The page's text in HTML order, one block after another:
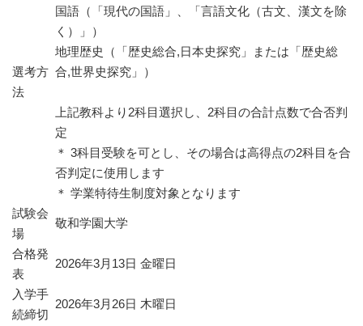
選考方
法
国語（「現代の国語」、「言語文化（古文、漢文を除
く）」）
地理歴史（「歴史総合,日本史探究」または「歴史総
合,世界史探究」）
上記教科より2科目選択し、2科目の合計点数で合否判
定
＊ 3科目受験を可とし、その場合は高得点の2科目を合
否判定に使用します
＊ 学業特待生制度対象となります
試験会
場
敬和学園大学
合格発
表
2026年3月13日 金曜日
入学手
続締切
2026年3月26日 木曜日